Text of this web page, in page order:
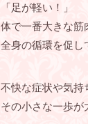
「足が軽い！」
体で一番大きな筋
全身の循環を促し
不快な症状や気持
その小さな一歩が